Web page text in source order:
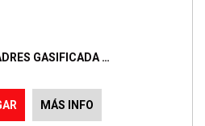
GASIFICADA …
MÁS INFO